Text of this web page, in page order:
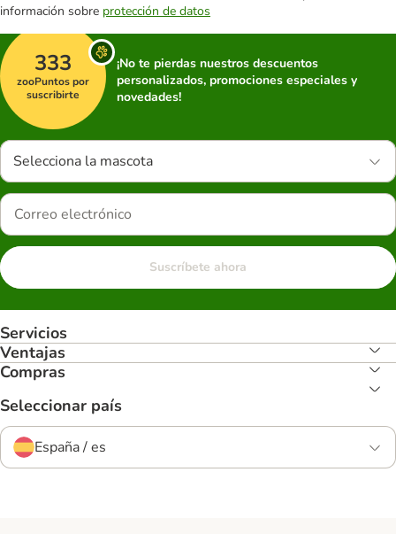
información sobre protección de datos
333
zooPuntos por
suscribirte
¡No te pierdas nuestros descuentos
personalizados, promociones especiales y
novedades!
Selecciona la mascota
Suscríbete ahora
Servicios
Ventajas
Compras
Seleccionar país
España / es